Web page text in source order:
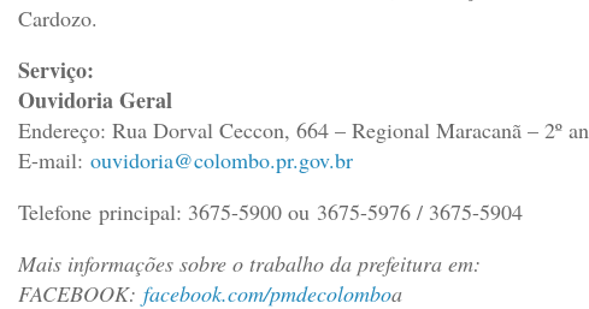
Cardozo.
Serviço:
Ouvidoria Geral
Endereço: Rua Dorval Ceccon, 664 – Regional Maracanã – 2º
E-mail: ouvidoria@colombo.pr.gov.br
Telefone principal: 3675-5900 ou 3675-5976 / 3675-5904
Mais informações sobre o trabalho da prefeitura em:
FACEBOOK: facebook.com/pmdecolomboa